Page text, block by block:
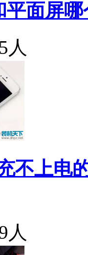
平面屏
人
不上电
人